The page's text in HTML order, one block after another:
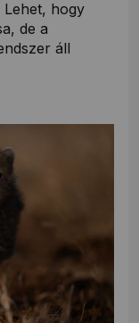
Lehet, hogy
de a
áll